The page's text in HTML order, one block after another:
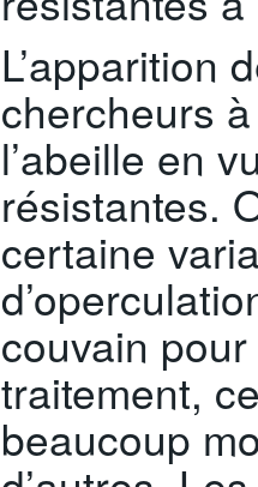
L’apparition
chercheurs
l’abeille en
résistantes.
certaine
couvain
traitement,
beaucoup